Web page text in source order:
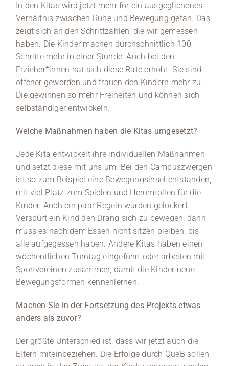
In den Kitas wird jetzt mehr für ein ausgeglichenes
Verhältnis zwischen Ruhe und Bewegung getan. Das
zeigt sich an den Schrittzahlen, die wir gemessen
haben. Die Kinder machen durchschnittlich 100
Schritte mehr in einer Stunde. Auch bei den
Erzieher*innen hat sich diese Rate erhöht. Sie sind
offener geworden und trauen den Kindern mehr zu.
Die gewinnen so mehr Freiheiten und können sich
selbständiger entwickeln.
Welche Maßnahmen haben die Kitas umgesetzt?
Jede Kita entwickelt ihre individuellen Maßnahmen
und setzt diese mit uns um. Bei den Campuszwergen
ist so zum Beispiel eine Bewegungsinsel entstanden,
mit viel Platz zum Spielen und Herumtollen für die
Kinder. Auch ein paar Regeln wurden gelockert.
Verspürt ein Kind den Drang sich zu bewegen, dann
muss es nach dem Essen nicht sitzen bleiben, bis
alle aufgegessen haben. Andere Kitas haben einen
wöchentlichen Turntag eingeführt oder arbeiten mit
Sportvereinen zusammen, damit die Kinder neue
Bewegungsformen kennenlernen.
Machen Sie in der Fortsetzung des Projekts etwas
anders als zuvor?
Der größte Unterschied ist, dass wir jetzt auch die
Eltern miteinbeziehen. Die Erfolge durch QueB sollen